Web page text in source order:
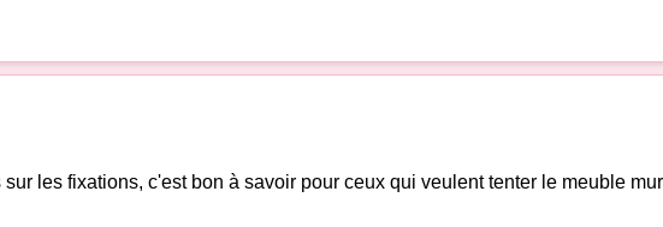
les fixations, c'est bon à savoir pour ceux qui veulent tenter le meuble